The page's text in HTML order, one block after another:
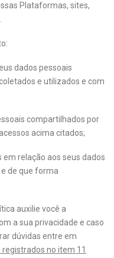
Plataformas, sites,
dados pessoais
e utilizados e com
compartilhados por
acima citados;
em relação aos seus dados
de que forma
auxilie você a
a sua privacidade e caso
dúvidas entre em
no item 11